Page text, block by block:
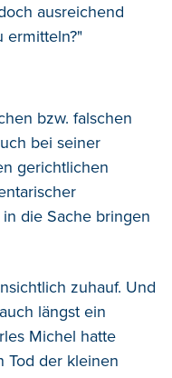
ausreichend
ermitteln?"
bzw. falschen
bei seiner
gerichtlichen
die Sache bringen
zuhauf. Und
längst ein
Michel hatte
Tod der kleinen